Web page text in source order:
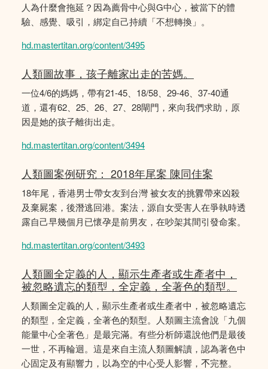
人為什麼會拖延？因為薦骨中心與G中心，被當下的體
驗、感覺、吸引，綁定自己持續「不想轉換」。
hd.mastertitan.org/content/3495
人類圖故事，孩子離家出走的苦媽。
一位4/6的媽媽，帶有21-45、18/58、29-46、37-40通
道，還有62、25、26、27、28閘門，來向我們求助，原
因是她的孩子離街出走。
hd.mastertitan.org/content/3494
人類圖案例研究： 2018年尾案 陳同佳案
18年尾，香港男士帶女友到台灣 被女友的挑釁帶來凶殺
及棄屍案，後潛逃回港。案法，源自女受害人在爭執時透
露自己早幾個月已懷孕是前男友，在吵架其間引發命案。
hd.mastertitan.org/content/3493
人類圖全定義的人，顯示生產者或生產者中，
被忽略遺忘的類型，全定義，全著色的類型。
人類圖全定義的人，顯示生產者或生產者中，被忽略遺忘
的類型，全定義，全著色的類型。人類圖主流會說「九個
能量中心全著色」是最完滿。有些分析師還說他們是最後
一世，不再輪迴。這是來自主流人類圖解讀，認為著色中
心固定及有顯響力，以為空的中心受人影響，𣎴完整。